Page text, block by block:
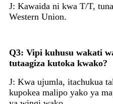
J: Kawaida ni kwa T/T,
Western Union.
Q3: Vipi kuhusu wakati
tutaagiza kutoka kwako?
J: Kwa ujumla, itachukua
kupokea malipo yako ya